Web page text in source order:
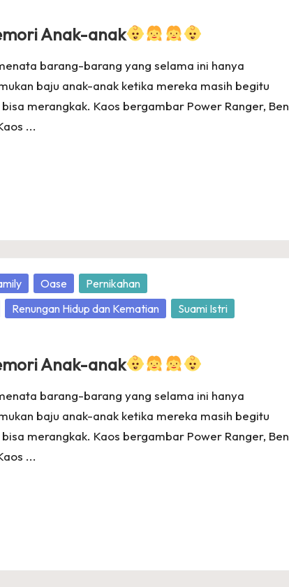
Anak-anak
barang-barang yang selama ini hanya
baju anak-anak ketika mereka masih begitu
merangkak. Kaos bergambar Power Ranger, Ben
...
Oase
Pernikahan
Renungan Hidup dan Kematian
Suami Istri
Anak-anak
barang-barang yang selama ini hanya
baju anak-anak ketika mereka masih begitu
merangkak. Kaos bergambar Power Ranger, Ben
...